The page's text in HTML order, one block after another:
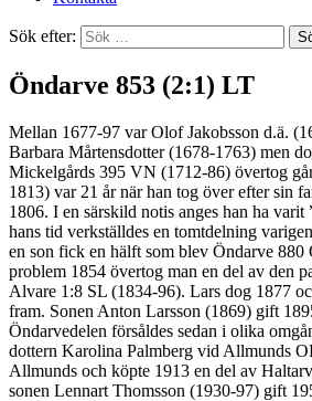
Sök efter:
Öndarve 853 (2:1) LT
Mellan 1677-97 var Olof Jakobsson d.ä.
Barbara Mårtensdotter (1678-1763) men
Mickelgårds 395 VN (1712-86) övertog
1813) var 21 år när han tog över efter sin
1806. I en särskild notis anges han ha
hans tid verkställdes en tomtdelning
en son fick en hälft som blev Öndarve
problem 1854 övertog man en del av den
Alvare 1:8 SL (1834-96). Lars dog 1877
fram. Sonen Anton Larsson (1869) gift
Öndarvedelen försåldes sedan i olika
dottern Karolina Palmberg vid Allmunds
Allmunds och köpte 1913 en del av
sonen Lennart Thomsson (1930-97) gift